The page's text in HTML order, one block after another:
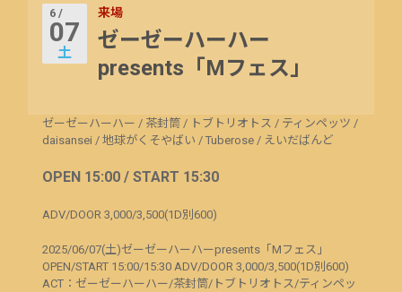
6 /
07
土
来場
ゼーゼーハーハー
presents「Mフェス」
ゼーゼーハーハー / 茶封筒 / トブトリオトス / ティンペッツ /
daisansei / 地球がくそやばい / Tuberose / えいだばんど
OPEN 15:00 / START 15:30
ADV/DOOR 3,000/3,500(1D別600)
2025/06/07(土)ゼーゼーハーハーpresents「Mフェス」
OPEN/START 15:00/15:30 ADV/DOOR 3,000/3,500(1D別600)
ACT：ゼーゼーハーハー/茶封筒/トブトリオトス/ティンペッ